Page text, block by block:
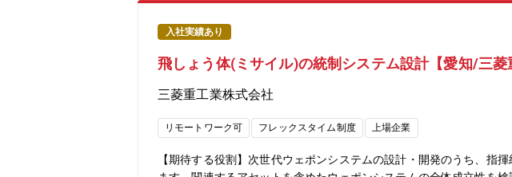
無 【同社について】・三菱グループの創業者岩崎彌太郎は政府よ
アリングとものづくりのグローバルリーダーとして社会を牽引して
クスタイム制度導入、「えるぼし」「くるみん」の各認定等ワーク
考フローを熟知しておりますので、内定まで丁寧にフォロー致します
入社実績あり
飛しょう体(ミサイル)の統制システム設計【愛知/三菱
三菱重工業株式会社
リモートワーク可 フレックスタイム制度 上場企業
【期待する役割】次世代ウェポンシステムの設計・開発のうち、指